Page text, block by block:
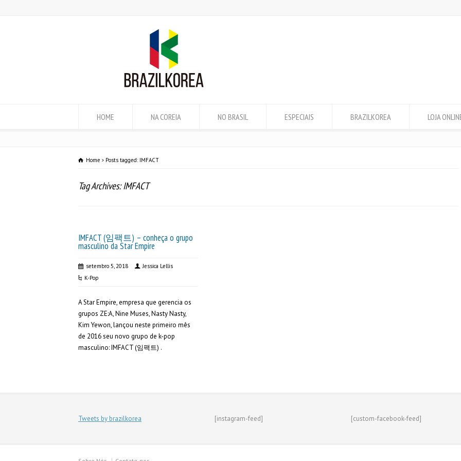
HOME NA COREIA NO BRASIL ESPECIAIS BRAZILKOREA LOJA
Home Posts tagged: IMFACT
Tag Archives: IMFACT
IMFACT (임팩트) – conheça o grupo
masculino da Star Empire
setembro 5, 2018
Jessica Lellis
K-Pop
A Star Empire, empresa que gerencia os
grupos ZE:A, Nine Muses, Nasty Nasty,
Kim Yewon, lançou neste primeiro mês
de 2016 seu novo grupo de k-pop
masculino: IMFACT (임팩트) .
Tweets by brazilkorea [instagram-feed] [custom-facebook-feed]